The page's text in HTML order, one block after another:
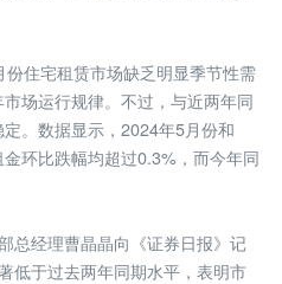
住宅租赁市场缺乏明显季节性需
场运行规律。不过，与近两年同
。数据显示，2024年5月份和
环比跌幅均超过0.3%，而今年同
经理曹晶晶向《证券日报》记
低于过去两年同期水平，表明市